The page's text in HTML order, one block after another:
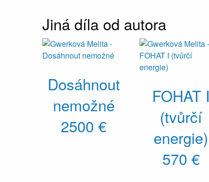
Jiná díla od autora
Dosáhnout
nemožné
2500 €
FOHAT I
(tvůrčí
energie)
570 €